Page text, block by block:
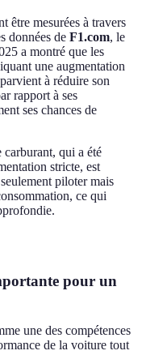
être mesurées à travers
données de F1.com, le
a montré que les
une augmentation
à réduire son
rapport à ses
ses chances de
qui a été
stricte, est
piloter mais
ce qui
pour un
une des compétences
de la voiture tout